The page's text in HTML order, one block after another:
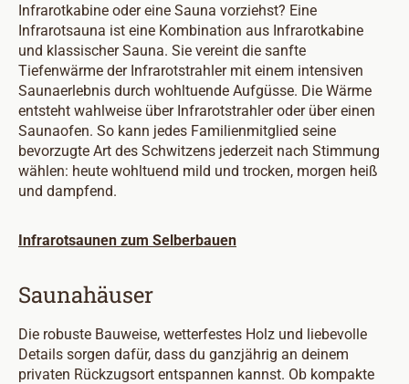
Infrarotkabine oder eine Sauna vorziehst? Eine
Infrarotsauna ist eine Kombination aus Infrarotkabine
und klassischer Sauna. Sie vereint die sanfte
Tiefenwärme der Infrarotstrahler mit einem intensiven
Saunaerlebnis durch wohltuende Aufgüsse. Die Wärme
entsteht wahlweise über Infrarotstrahler oder über einen
Saunaofen. So kann jedes Familienmitglied seine
bevorzugte Art des Schwitzens jederzeit nach Stimmung
wählen: heute wohltuend mild und trocken, morgen heiß
und dampfend.
Infrarotsaunen zum Selberbauen
Saunahäuser
Die robuste Bauweise, wetterfestes Holz und liebevolle
Details sorgen dafür, dass du ganzjährig an deinem
privaten Rückzugsort entspannen kannst. Ob kompakte